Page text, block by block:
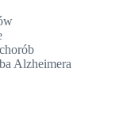
Alzheimera